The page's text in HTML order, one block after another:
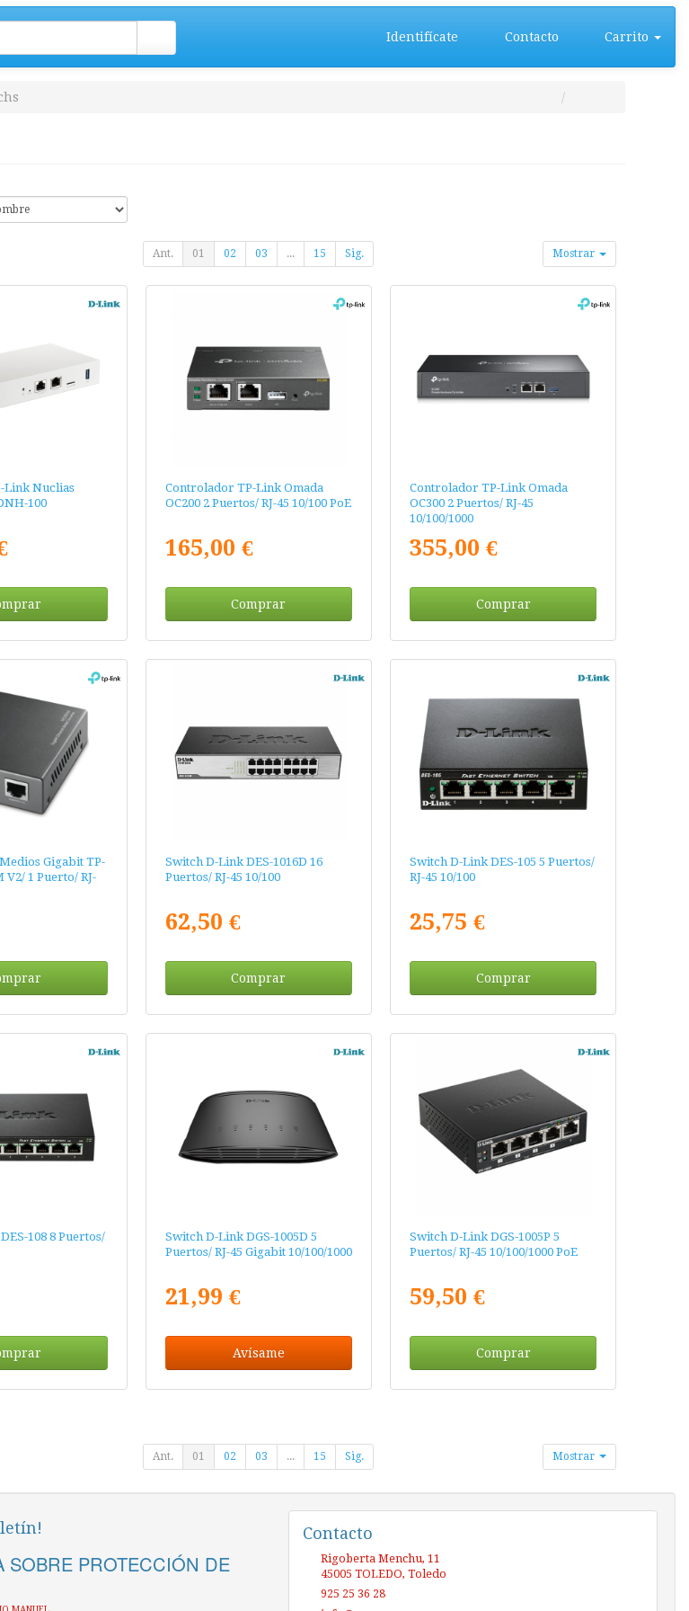
Identifícate Contacto Carrito
Ant. 01 02 03 ... 15 Sig. Mostrar
Link Nuclias
100
Controlador TP-Link Omada
OC200 2 Puertos/ RJ-45 10/100 PoE
165,00 €
Comprar
Controlador TP-Link Omada
OC300 2 Puertos/ RJ-45
10/100/1000
355,00 €
Comprar
Gigabit TP-
V2/ 1 Puerto/ RJ-
Switch D-Link DES-1016D 16
Puertos/ RJ-45 10/100
62,50 €
Comprar
Switch D-Link DES-105 5 Puertos/
RJ-45 10/100
25,75 €
Comprar
108 8 Puertos/
Switch D-Link DGS-1005D 5
Puertos/ RJ-45 Gigabit 10/100/1000
21,99 €
Avísame
Switch D-Link DGS-1005P 5
Puertos/ RJ-45 10/100/1000 PoE
59,50 €
Comprar
Ant. 01 02 03 ... 15 Sig. Mostrar
SOBRE PROTECCIÓN DE
Contacto
Rigoberta Menchu, 11
45005 TOLEDO, Toledo
925 25 36 28